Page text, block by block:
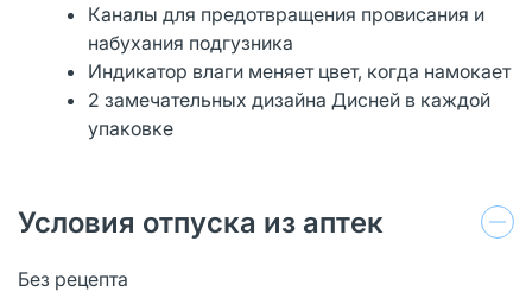
Каналы для предотвращения провисания и
набухания подгузника
Индикатор влаги меняет цвет, когда намокает
2 замечательных дизайна Дисней в каждой
упаковке
Условия отпуска из аптек
Без рецепта